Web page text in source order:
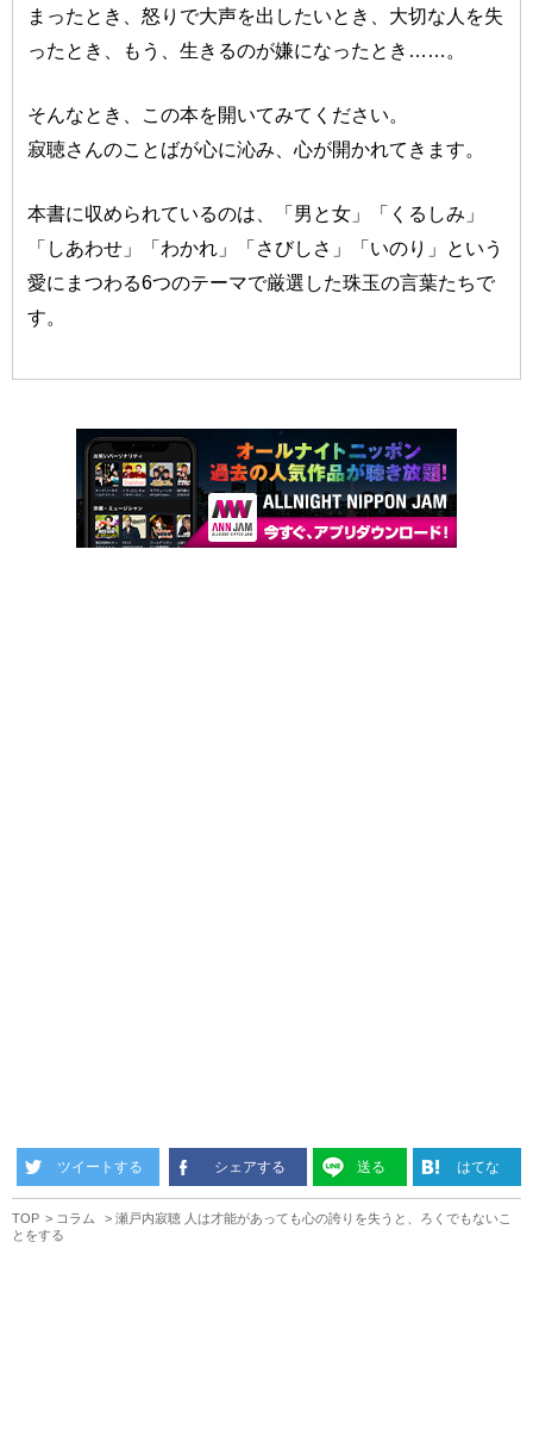
まったとき、怒りで大声を出したいとき、大切な人を失
ったとき、もう、生きるのが嫌になったとき……。
そんなとき、この本を開いてみてください。
寂聴さんのことばが心に沁み、心が開かれてきます。
本書に収められているのは、「男と女」「くるしみ」
「しあわせ」「わかれ」「さびしさ」「いのり」という
愛にまつわる6つのテーマで厳選した珠玉の言葉たちで
す。
ツイートする シェアする 送る はてな
TOP コラム
瀬戸内寂聴 人は才能があっても心の誇りを失うと、ろくでもないこ
とをする